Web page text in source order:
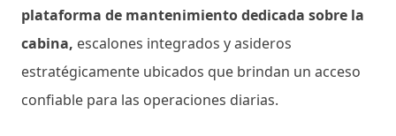
plataforma de mantenimiento dedicada sobre la
cabina, escalones integrados y asideros
estratégicamente ubicados que brindan un acceso
confiable para las operaciones diarias.